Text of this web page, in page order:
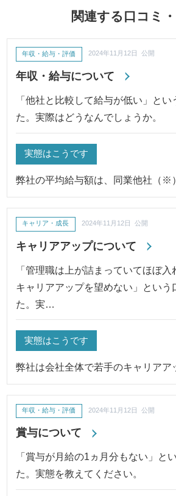
関連する口コミ
年収・給与について
年収・給与・評価 2024年11月12日 公開
「他社と比較して給与が低い」と
た。実際はどうなんでしょうか。
実態はこうです
弊社の平均給与額は、同業他社（※
キャリアアップについて
キャリア・成長 2024年11月12日 公開
「管理職は上が詰まっていてほぼ入
キャリアアップを望めない」という
た。実…
実態はこうです
弊社は会社全体で若手のキャリア
賞与について
年収・給与・評価 2024年11月12日 公開
「賞与が月給の1ヵ月分もない」と
た。実態を教えてください。